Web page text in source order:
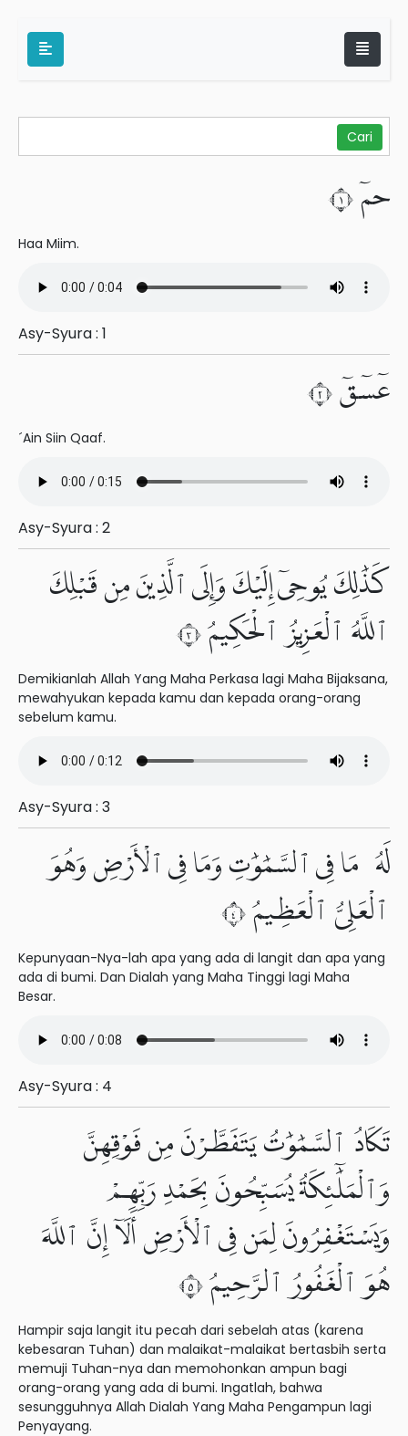
حمٓ ١
Haa Miim.
Asy-Syura : 1
عٓسٓقٓ ٢
´Ain Siin Qaaf.
Asy-Syura : 2
كَذَٰلِكَ يُوحِىٓ إِلَيْكَ وَإِلَى ٱلَّذِينَ مِن قَبْلِكَ
ٱللَّهُ ٱلْعَزِيزُ ٱلْحَكِيمُ ٣
Demikianlah Allah Yang Maha Perkasa lagi Maha Bijaksana,
mewahyukan kepada kamu dan kepada orang-orang
sebelum kamu.
Asy-Syura : 3
لَهُۥ مَا فِى ٱلسَّمَٰوَٰتِ وَمَا فِى ٱلْأَرْضِ وَهُوَ
ٱلْعَلِىُّ ٱلْعَظِيمُ ٤
Kepunyaan-Nya-lah apa yang ada di langit dan apa yang
ada di bumi. Dan Dialah yang Maha Tinggi lagi Maha
Besar.
Asy-Syura : 4
تَكَادُ ٱلسَّمَٰوَٰتُ يَتَفَطَّرْنَ مِن فَوْقِهِنَّ
وَٱلْمَلَٰٓئِكَةُ يُسَبِّحُونَ بِحَمْدِ رَبِّهِمْ
وَيَسْتَغْفِرُونَ لِمَن فِى ٱلْأَرْضِ أَلَآ إِنَّ ٱللَّهَ
هُوَ ٱلْغَفُورُ ٱلرَّحِيمُ ٥
Hampir saja langit itu pecah dari sebelah atas (karena
kebesaran Tuhan) dan malaikat-malaikat bertasbih serta
memuji Tuhan-nya dan memohonkan ampun bagi
orang-orang yang ada di bumi. Ingatlah, bahwa
sesungguhnya Allah Dialah Yang Maha Pengampun lagi
Penyayang.